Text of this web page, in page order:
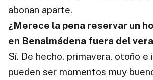
abonan aparte.
¿Merece la pena reservar un
en Benalmádena fuera del
Sí. De hecho, primavera, otoño e
pueden ser momentos muy